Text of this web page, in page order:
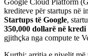
krediteve për startups në
Startups të Google,
350,000 dollarë në
gjithçka nga compute te